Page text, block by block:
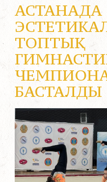
АСТАНАДА
ТОПТЫҚ
БАСТАЛДЫ